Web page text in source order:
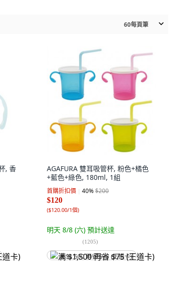
60每頁筆
, 香
AGAFURA 雙耳吸管杯, 粉色+橘色
+藍色+綠色, 180ml, 1組
首購折扣價 40%$200
$120
($120.00/1個)
明天 8/8 (六) 預計送達
(1205)
满 $1,500 再省 $75 (王道卡)